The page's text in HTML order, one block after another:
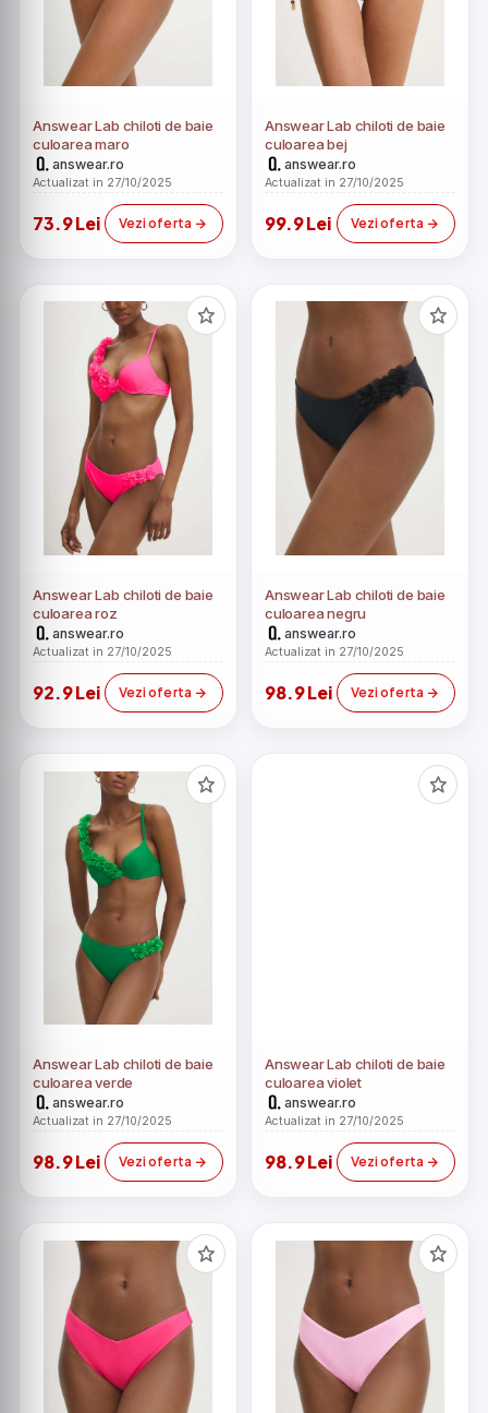
Answear Lab chiloti de baie
culoarea maro
answear.ro
Actualizat in 27/10/2025
73.9 Lei Vezi oferta
Answear Lab chiloti de baie
culoarea bej
answear.ro
Actualizat in 27/10/2025
99.9 Lei Vezi oferta
Answear Lab chiloti de baie
culoarea roz
answear.ro
Actualizat in 27/10/2025
92.9 Lei Vezi oferta
Answear Lab chiloti de baie
culoarea negru
answear.ro
Actualizat in 27/10/2025
98.9 Lei Vezi oferta
Answear Lab chiloti de baie
culoarea verde
answear.ro
Actualizat in 27/10/2025
98.9 Lei Vezi oferta
Answear Lab chiloti de baie
culoarea violet
answear.ro
Actualizat in 27/10/2025
98.9 Lei Vezi oferta